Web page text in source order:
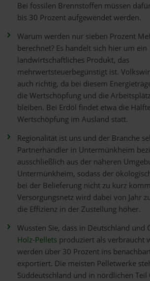
Bei fossilen Brennstoffen müssen
bis 30 Prozent aufgewendet werden.
Warum werden nur sieben Prozent
berechnet? Es handelt sich hier um ein
landwirtschaftliches Produkt, das
mehrwertsteuerbegünstigt ist.
auch richtig, da bei diesem
die Wertschöpfung und die
bleiben. Bei Erdöl findet etwa die
Wertschöpfung im Ausland statt.
Regionalität ist uns und der Branche
Partnerhändler in Untermünkheim
ausschließlich aus der näheren
Untermünkheim, sodass der
bei der Belieferung nicht zu kurz
Versorgungsnetz wird dabei von Jahr
die Effizienz in der Zustellung höher.
Wussten Sie, dass in Deutschland und
Holz-Pellets produziert als verbraucht
werden über 30 Prozent ins
exportiert. Die meisten Pelletwerke
Süddeutschland und in nördlichen Teil